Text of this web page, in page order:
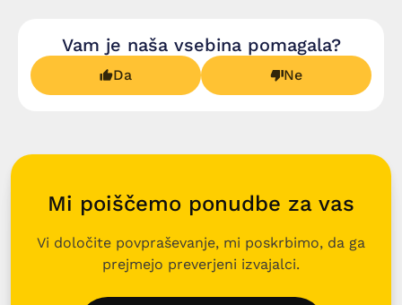
Vam je naša vsebina pomagala?
Da Ne
Mi poiščemo ponudbe za vas
Vi določite povpraševanje, mi poskrbimo, da ga
prejmejo preverjeni izvajalci.